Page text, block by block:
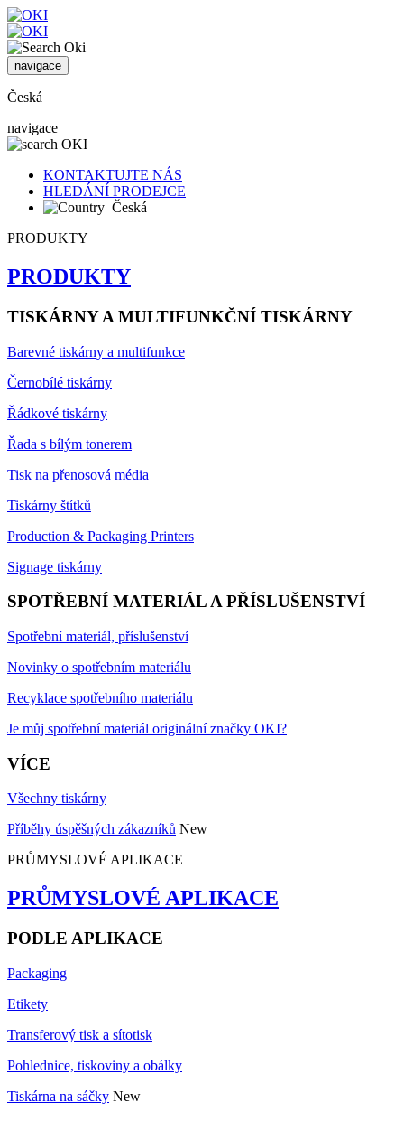
navigace
Česká
navigace
KONTAKTUJTE NÁS
HLEDÁNÍ PRODEJCE
Česká
PRODUKTY
PRODUKTY
TISKÁRNY A MULTIFUNKČNÍ TISKÁRNY
Barevné tiskárny a multifunkce
Černobílé tiskárny
Řádkové tiskárny
Řada s bílým tonerem
Tisk na přenosová média
Tiskárny štítků
Production & Packaging Printers
Signage tiskárny
SPOTŘEBNÍ MATERIÁL A PŘÍSLUŠENSTVÍ
Spotřební materiál, příslušenství
Novinky o spotřebním materiálu
Recyklace spotřebního materiálu
Je můj spotřební materiál originální značky OKI?
VÍCE
Všechny tiskárny
Příběhy úspěšných zákazníků New
PRŮMYSLOVÉ APLIKACE
PRŮMYSLOVÉ APLIKACE
PODLE APLIKACE
Packaging
Etikety
Transferový tisk a sítotisk
Pohlednice, tiskoviny a obálky
Tiskárna na sáčky New